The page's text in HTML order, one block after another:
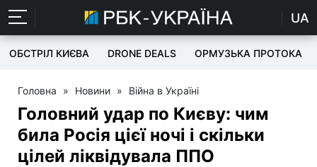
UA
ОБСТРІЛ КИЄВА DRONE DEALS ОРМУЗЬКА ПРОТОКА
Головна » Новини » Війна в Україні
Головний удар по Києву: чим
била Росія цієї ночі і скільки
цілей ліквідувала ППО